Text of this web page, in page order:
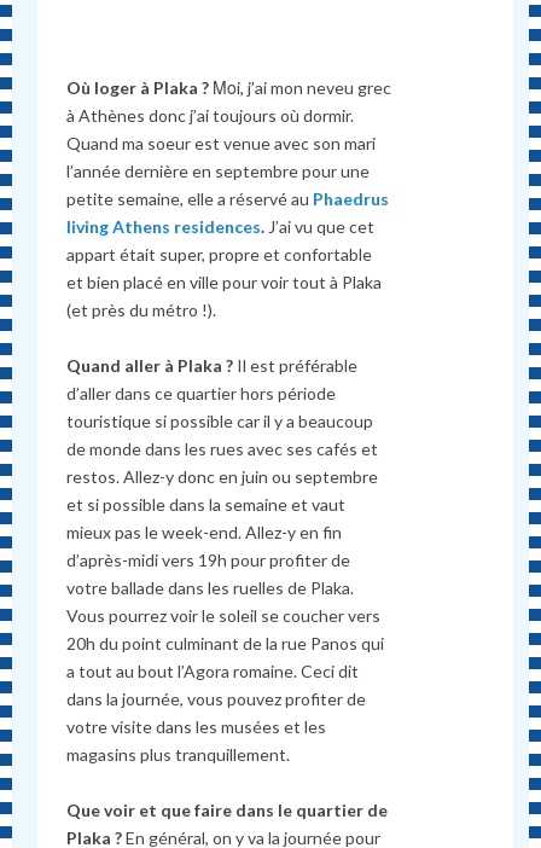
Où loger à Plaka ? Μοi, j’ai mon neveu grec
à Athènes donc j’ai toujours où dormir.
Quand ma soeur est venue avec son mari
l’année dernière en septembre pour une
petite semaine, elle a réservé au Phaedrus
living Athens residences. J’ai vu que cet
appart était super, propre et confortable
et bien placé en ville pour voir tout à Plaka
(et près du métro !).
Quand aller à Plaka ? Il est préférable
d’aller dans ce quartier hors période
touristique si possible car il y a beaucoup
de monde dans les rues avec ses cafés et
restos. Allez-y donc en juin ou septembre
et si possible dans la semaine et vaut
mieux pas le week-end. Allez-y en fin
d’après-midi vers 19h pour profiter de
votre ballade dans les ruelles de Plaka.
Vous pourrez voir le soleil se coucher vers
20h du point culminant de la rue Panos qui
a tout au bout l’Agora romaine. Ceci dit
dans la journée, vous pouvez profiter de
votre visite dans les musées et les
magasins plus tranquillement.
Que voir et que faire dans le quartier de
Plaka ?En général, on y va la journée pour